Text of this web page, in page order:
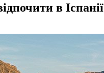
в Іспанії